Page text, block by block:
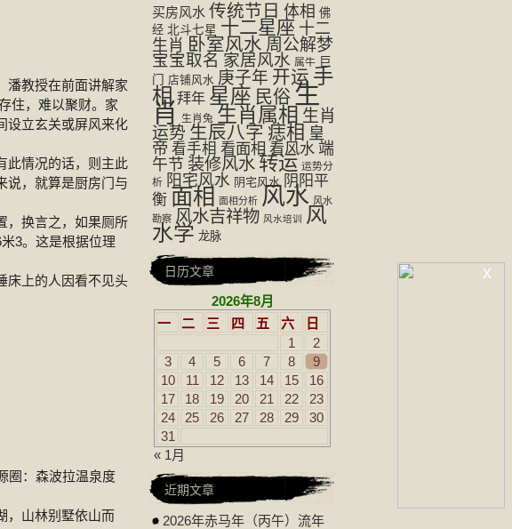
潘教授在前面讲解家
住，难以聚财。家
设立玄关或屏风来化
此情况的话，则主此
说，就算是厨房门与
，换言之，如果厕所
3。这是根据位理
床上的人因看不见头
圈：森波拉温泉度
，山林别墅依山而
买房风水 传统节日 体相 佛
经 北斗七星 十二星座 十二
生肖 卧室风水 周公解梦
宝宝取名 家居风水 属牛 巨
门
店铺风水 庚子年 开运 手
相 拜年 星座 民俗生
肖 生肖兔 生肖属相 生肖
运势 生辰八字 痣相 皇
帝 看手相 看面相 看风水 端
午节 装修风水转运 运势分
析 阳宅风水 阴宅风水 阴阳平
衡 面相 面相分析 风水 风水
勘察 风水吉祥物 风水培训 风
水学 龙脉
日历文章
2026年8月
一
二 三 四 五 六
日
1
2
3
4 5 6 7 8
9
10
11 12 13 14 15
16
17
18 19 20 21 22
23
24
25 26 27 28 29
30
31
« 1月
近期文章
2026年赤马年（丙午）流年
x